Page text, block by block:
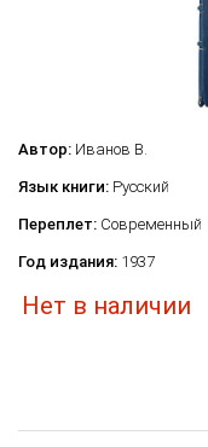
Автор: Иванов В.
Язык книги: Русский
Переплет: Современный
Год издания: 1937
Нет в наличии